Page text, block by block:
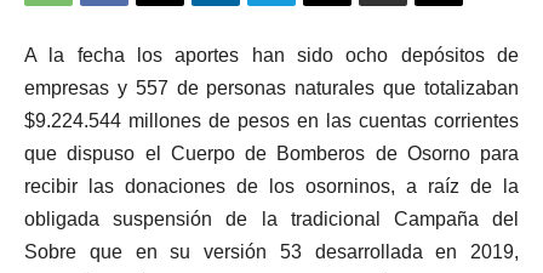
A la fecha los aportes han sido ocho depósitos de
empresas y 557 de personas naturales que totalizaban
$9.224.544 millones de pesos en las cuentas corrientes
que dispuso el Cuerpo de Bomberos de Osorno para
recibir las donaciones de los osorninos, a raíz de la
obligada suspensión de la tradicional Campaña del
Sobre que en su versión 53 desarrollada en 2019,